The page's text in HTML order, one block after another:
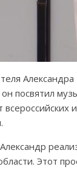
посвятил
Этот